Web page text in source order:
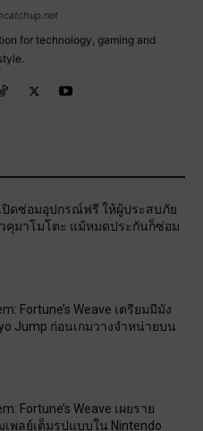
for technology, gaming and
ปิดซ่อมอุปกรณ์ฟรี ให้ผู้ประสบภัย
คุมาโมโตะ แม้หมดประกันก็ซ่อม
Fortune’s Weave เตรียมมีมัง
Jump ก่อนเกมวางจำหน่ายบน
Fortune’s Weave เผยราย
เพลย์เต็มรูปแบบใน Nintendo